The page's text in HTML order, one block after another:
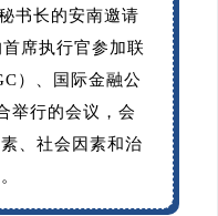
书长的安南邀请
席执行官参加联
）、国际金融公
举行的会议，会
、社会因素和治